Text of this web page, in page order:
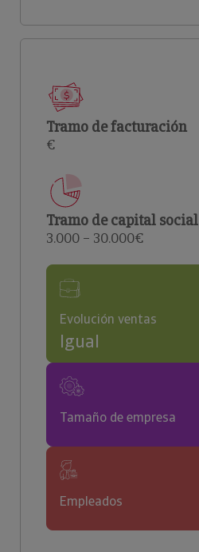
Tramo de facturación
€
Tramo de capital social
3.000 – 30.000€
Evolución ventas
Igual
Tamaño de empresa
Empleados